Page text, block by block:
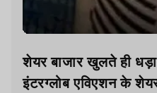
शेयर बाजार खुलते ही
इंटरग्लोब एविएशन के